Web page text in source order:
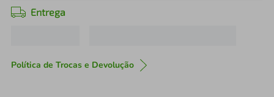
Entrega
Política de Trocas e Devolução